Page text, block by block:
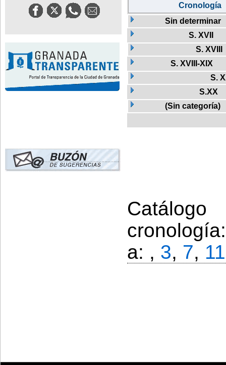
Cronología
Sin determinar
S. XVII
S. XVIII
S. XVIII-XIX
S.
S.XX
(Sin categoría)
a: , 3, 7, 11